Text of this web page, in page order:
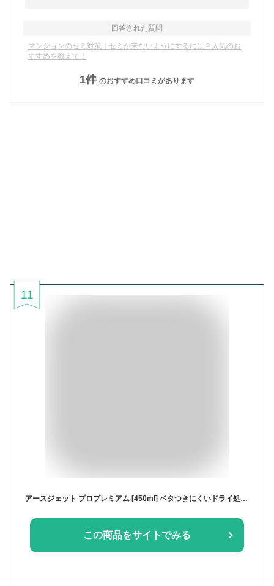
回答された質問
マンションのセミ対策｜セミが来ないようにするには？人気のお
すすめを教えて！
1件 のおすすめ口コミがあります
11
この商品をサイトでみる